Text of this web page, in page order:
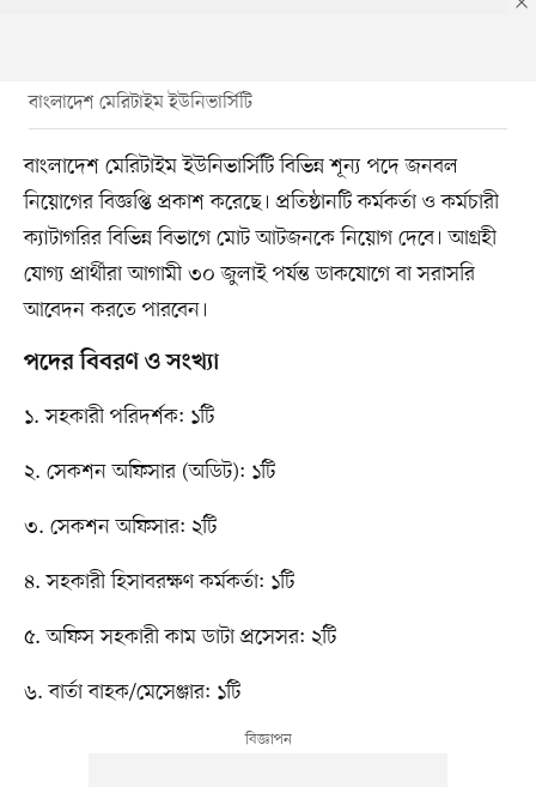
বাংলাদেশ মেরিটাইম ইউনিভার্সিটি
বাংলাদেশ মেরিটাইম ইউনিভার্সিটি বিভিন্ন শূন্য পদে জনবল
নিয়োগের বিজ্ঞপ্তি প্রকাশ করেছে। প্রতিষ্ঠানটি কর্মকর্তা ও কর্মচারী
ক্যাটাগরির বিভিন্ন বিভাগে মোট আটজনকে নিয়োগ দেবে। আগ্রহী
যোগ্য প্রার্থীরা আগামী ৩০ জুলাই পর্যন্ত ডাকযোগে বা সরাসরি
আবেদন করতে পারবেন।
পদের বিবরণ ও সংখ্যা
১. সহকারী পরিদর্শক: ১টি
২. সেকশন অফিসার (অডিট): ১টি
৩. সেকশন অফিসার: ২টি
৪. সহকারী হিসাবরক্ষণ কর্মকর্তা: ১টি
৫. অফিস সহকারী কাম ডাটা প্রসেসর: ২টি
৬. বার্তা বাহক/মেসেঞ্জার: ১টি